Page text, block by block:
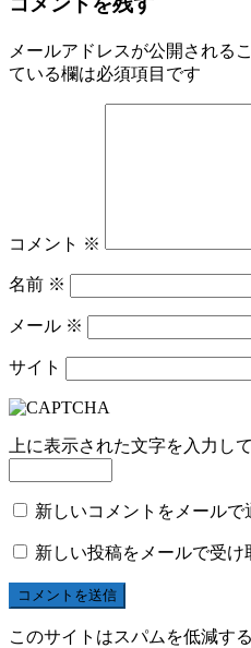
メールアドレスが公開される
ている欄は必須項目です
コメント ※
名前 ※
メール ※
サイト
上に表示された文字を入力し
新しいコメントをメールで
新しい投稿をメールで受け
このサイトはスパムを低減す